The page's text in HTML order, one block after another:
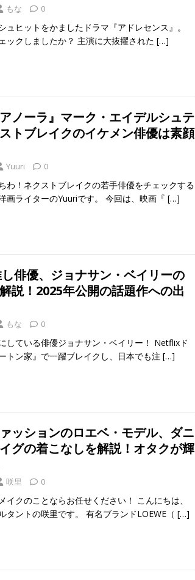
もな 0
ュヒットをかましたドラマ『アドレセンス』。
ックしましたか？ 主演に大抜擢された […]
ノーラ』マーク・エイデルシュテ
トブレイクのイケメン俳優は素顔
Yuuri 0
わ！ネクストブレイクの若手俳優をチェックする
画ライターのYuuriです。 今回は、映画『 […]
俳優、ジョナサン・ベイリーの
説！2025年公開の話題作への出
もな 0
している俳優ジョナサン・ベイリー！ Netflixド
トン家』で一躍ブレイクし、日本でも注 […]
ッションのロエベ・モデル、ダニ
グの着こなしを解説！オタクが輝
咲里 0
イクのことならお任せください！ こんにちは、
タントの咲里です。 有名ブランドLOEWE（ […]